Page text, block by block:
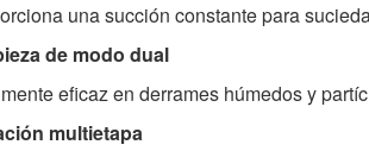
una succión constante para
de modo dual
eficaz en derrames húmedos y
multietapa